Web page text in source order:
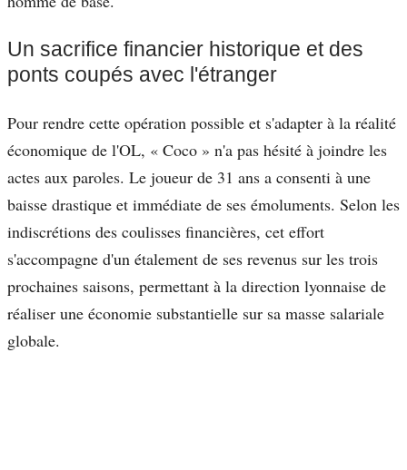
Un sacrifice financier historique et des
ponts coupés avec l'étranger
Pour rendre cette opération possible et s'adapter à la réalité
économique de l'OL, « Coco » n'a pas hésité à joindre les
actes aux paroles. Le joueur de 31 ans a consenti à une
baisse drastique et immédiate de ses émoluments. Selon les
indiscrétions des coulisses financières, cet effort
s'accompagne d'un étalement de ses revenus sur les trois
prochaines saisons, permettant à la direction lyonnaise de
réaliser une économie substantielle sur sa masse salariale
globale.